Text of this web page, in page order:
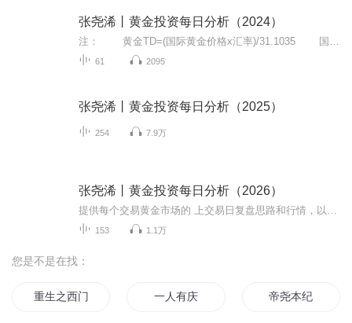
张尧浠丨黄金投资每日分析（2024）
61 2095
张尧浠丨黄金投资每日分析（2025）
254 7.9万
张尧浠丨黄金投资每日分析（2026）
153 1.1万
您是不是在找：
重生之西门庆 一人有庆 帝尧本纪